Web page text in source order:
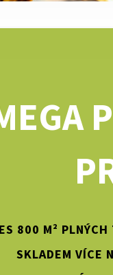
800 M²
SKLADEM VÍCE